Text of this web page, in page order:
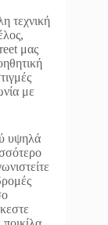
τεχνική
μας
με
υψηλά